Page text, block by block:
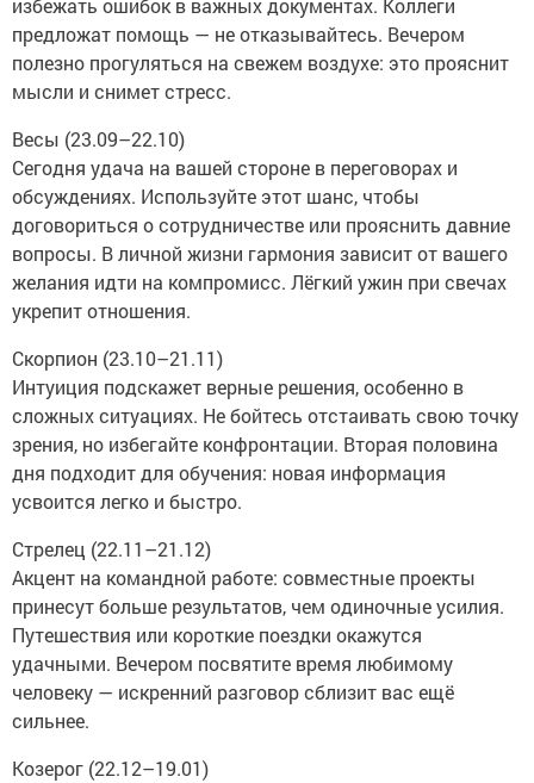
избежать ошибок в важных документах. Коллеги
предложат помощь — не отказывайтесь. Вечером
полезно прогуляться на свежем воздухе: это прояснит
мысли и снимет стресс.
Весы (23.09–22.10)
Сегодня удача на вашей стороне в переговорах и
обсуждениях. Используйте этот шанс, чтобы
договориться о сотрудничестве или прояснить давние
вопросы. В личной жизни гармония зависит от вашего
желания идти на компромисс. Лёгкий ужин при свечах
укрепит отношения.
Скорпион (23.10–21.11)
Интуиция подскажет верные решения, особенно в
сложных ситуациях. Не бойтесь отстаивать свою точку
зрения, но избегайте конфронтации. Вторая половина
дня подходит для обучения: новая информация
усвоится легко и быстро.
Стрелец (22.11–21.12)
Акцент на командной работе: совместные проекты
принесут больше результатов, чем одиночные усилия.
Путешествия или короткие поездки окажутся
удачными. Вечером посвятите время любимому
человеку — искренний разговор сблизит вас ещё
сильнее.
Козерог (22.12–19.01)